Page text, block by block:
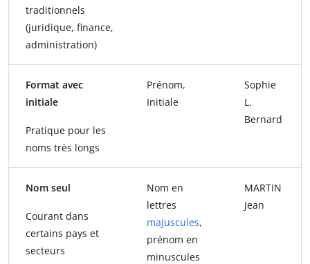
traditionnels
(juridique, finance,
administration)
Format avec
initiale
Pratique pour les
noms très longs
Prénom,
Initiale
Sophie
L.
Bernard
Nom seul
Courant dans
certains pays et
secteurs
Nom en
lettres
majuscules,
prénom en
minuscules
MARTIN
Jean